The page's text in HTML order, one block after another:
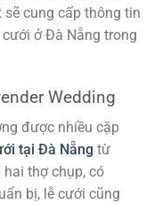
sẽ cung cấp thông tin
ở Đà Nẵng trong
Wedding
được nhiều cặp
tại Đà Nẵng từ
hai thợ chụp, có
bị, lễ cưới cũng